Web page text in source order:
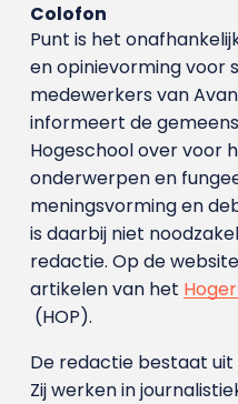
Colofon
Punt is het
en opinievorming voor
medewerkers van
informeert de
Hogeschool over voor
onderwerpen en
meningsvorming en
is daarbij niet
redactie. Op de
artikelen van het
(HOP).
De redactie bestaat
Zij werken in